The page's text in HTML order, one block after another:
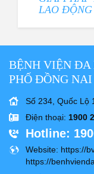
LAO
BỆNH VIỆN ĐA
PHỐ ĐỒNG NAI
Số 234, Quốc Lộ
Điện thoại: 1900
Hotline:
Website: https://
https://